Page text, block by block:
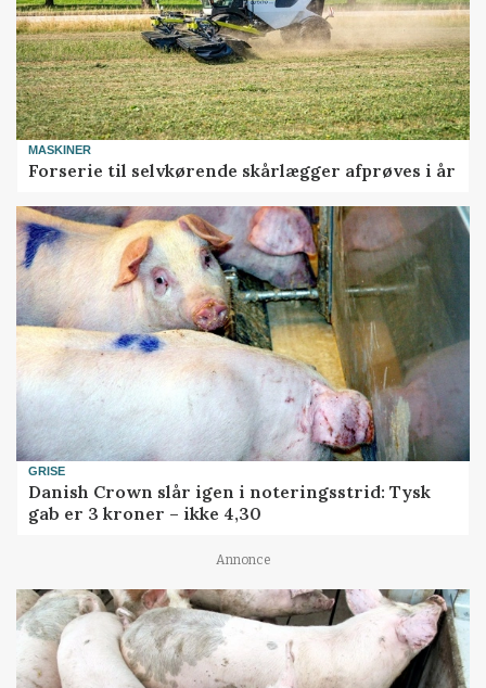
MASKINER
Forserie til selvkørende skårlægger afprøves i år
GRISE
Danish Crown slår igen i noteringsstrid: Tysk
gab er 3 kroner – ikke 4,30
Annonce